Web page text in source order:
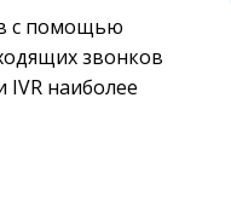
с помощью
звонков
IVR наиболее